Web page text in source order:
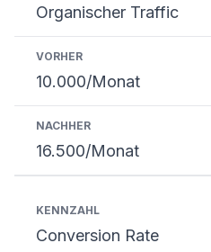
Organischer Traffic
10.000/Monat
16.500/Monat
Conversion Rate